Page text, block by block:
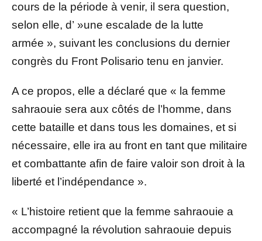
cours de la période à venir, il sera question,
selon elle, d’ »une escalade de la lutte
armée », suivant les conclusions du dernier
congrès du Front Polisario tenu en janvier.
A ce propos, elle a déclaré que « la femme
sahraouie sera aux côtés de l’homme, dans
cette bataille et dans tous les domaines, et si
nécessaire, elle ira au front en tant que militaire
et combattante afin de faire valoir son droit à la
liberté et l’indépendance ».
« L’histoire retient que la femme sahraouie a
accompagné la révolution sahraouie depuis